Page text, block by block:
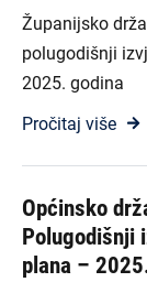
Županijsko
polugodišnji
2025. godina
Pročitaj više
Općinsko
Polugodišnji
plana –